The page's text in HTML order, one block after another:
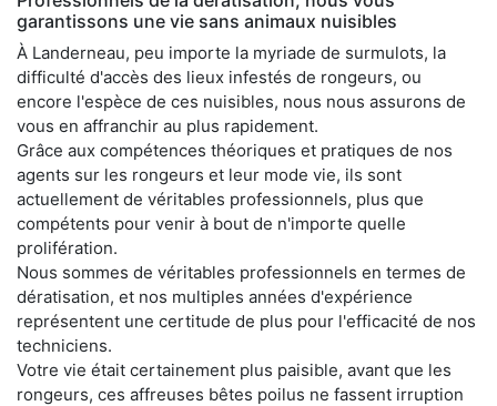
garantissons une vie sans animaux nuisibles
À Landerneau, peu importe la myriade de surmulots, la
difficulté d'accès des lieux infestés de rongeurs, ou
encore l'espèce de ces nuisibles, nous nous assurons de
vous en affranchir au plus rapidement.
Grâce aux compétences théoriques et pratiques de nos
agents sur les rongeurs et leur mode vie, ils sont
actuellement de véritables professionnels, plus que
compétents pour venir à bout de n'importe quelle
prolifération.
Nous sommes de véritables professionnels en termes de
dératisation, et nos multiples années d'expérience
représentent une certitude de plus pour l'efficacité de nos
techniciens.
Votre vie était certainement plus paisible, avant que les
rongeurs, ces affreuses bêtes poilus ne fassent irruption